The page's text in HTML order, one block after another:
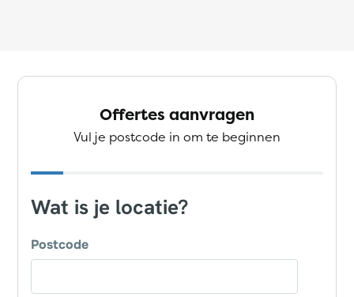
Offertes aanvragen
Vul je postcode in om te beginnen